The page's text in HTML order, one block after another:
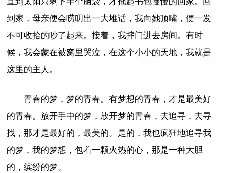
到家，母亲便会唠叨出一大堆话，我向她顶嘴，便一发
不可收拾的吵了起来。接着，我摔门进去房间。有时
候，我会蒙在被窝里哭泣，在这个小小的天地，我就是
这里的主人。
青春的梦，梦的青春。有梦想的青春，才是最美好
的青春。放开手中的梦，放开梦的青春，去追寻，去寻
找，那才是最好的，最美的。是的，我也疯狂地追寻我
的梦，我的梦想，包着一颗火热的心，那是一种大胆
的，缤纷的梦。